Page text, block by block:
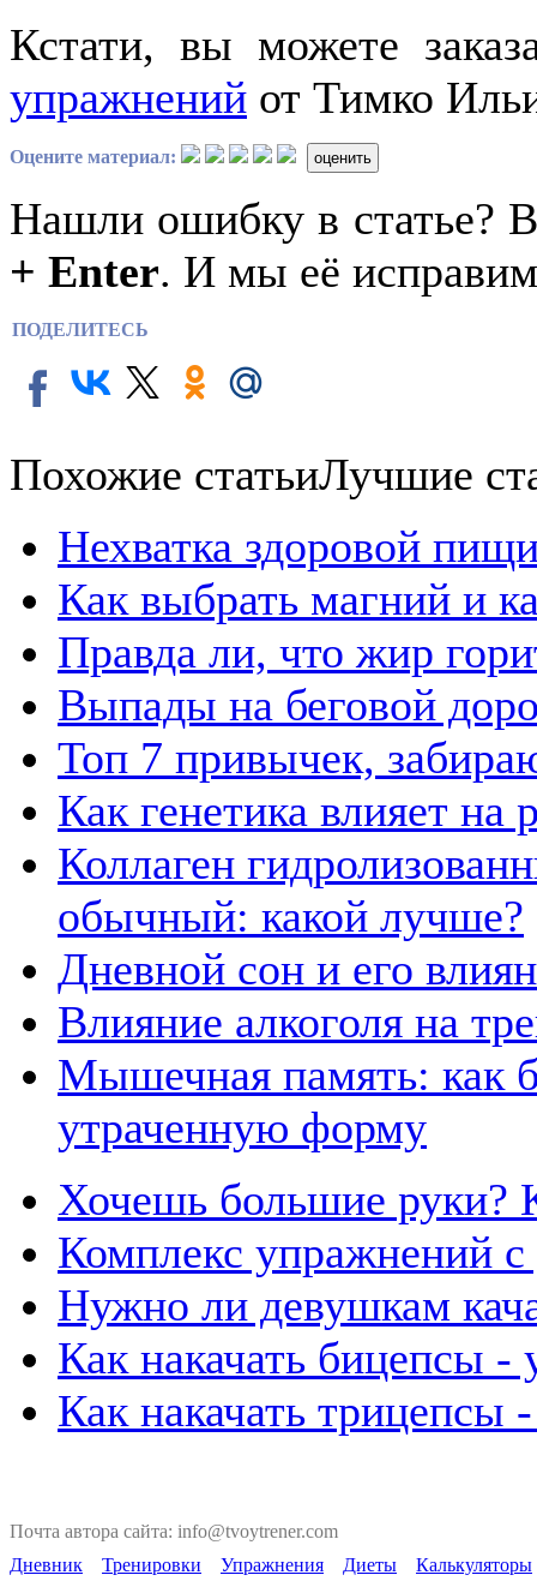
Кстати, вы можете
упражнений от Тимко
Оцените материал: оценить
Нашли ошибку в статье?
+ Enter. И мы её
ПОДЕЛИТЕСЬ
Похожие статьиЛучшие
Нехватка здоровой
Как выбрать магний и
Правда ли, что жир
Выпады на беговой
Топ 7 привычек,
Как генетика влияет
Коллаген
обычный: какой лучше?
Дневной сон и его
Влияние алкоголя на
Мышечная память: как
утраченную форму
Хочешь большие руки?
Комплекс упражнений
Нужно ли девушкам
Как накачать бицепсы
Как накачать трицепсы
Почта автора сайта: info@tvoytrener.com
Дневник
Тренировки Упражнения Диеты Калькуляторы